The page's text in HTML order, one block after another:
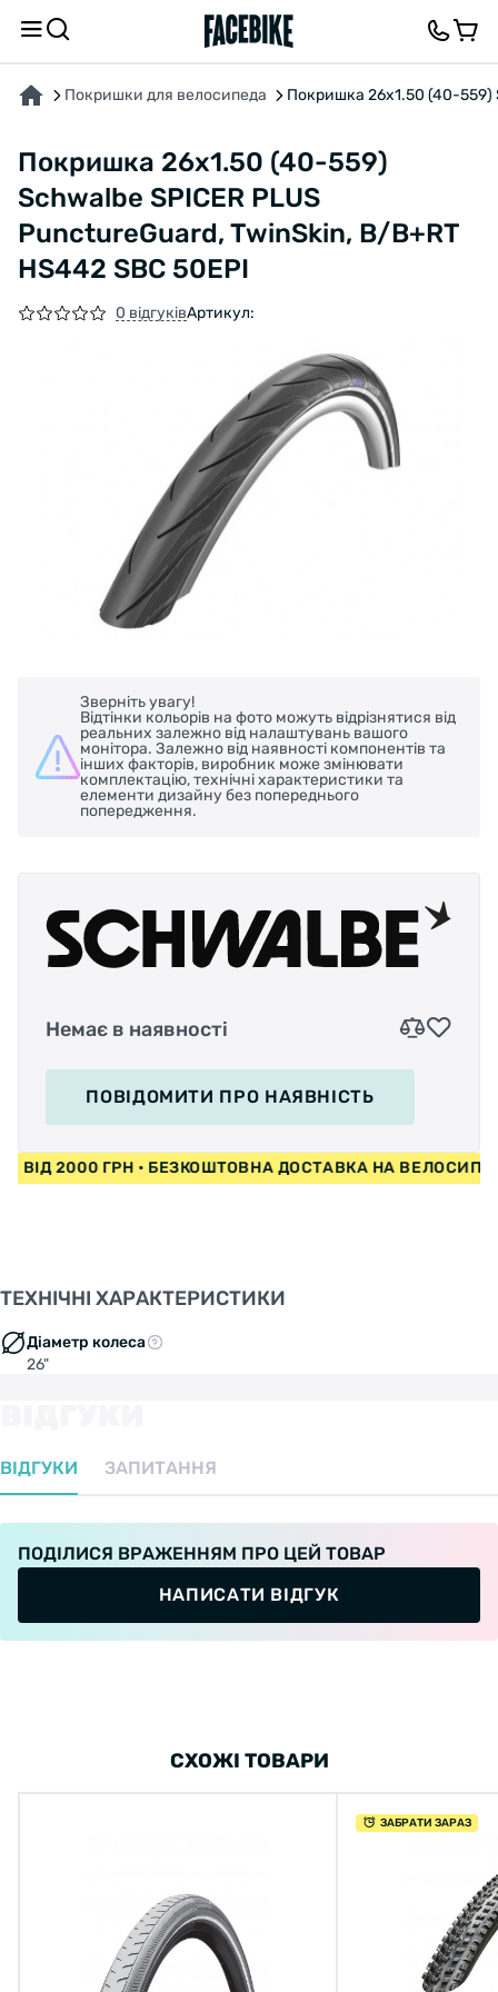
Покришки для велосипеда Покришка 26x1.50 (40-559)
Покришка 26x1.50 (40-559)
Schwalbe SPICER PLUS
PunctureGuard, TwinSkin, B/B+RT
HS442 SBC 50EPI
0 відгуківАртикул:
Зверніть увагу!
Відтінки кольорів на фото можуть відрізнятися від
реальних залежно від налаштувань вашого
монітора. Залежно від наявності компонентів та
інших факторів, виробник може змінювати
комплектацію, технічні характеристики та
елементи дизайну без попереднього
попередження.
Немає в наявності
ПОВІДОМИТИ ПРО НАЯВНІСТЬ
ВІД 2000 ГРН • БЕЗКОШТОВНА ДОСТАВКА НА
ТЕХНІЧНІ ХАРАКТЕРИСТИКИ
Діаметр колеса
26"
ВІДГУКИ ЗАПИТАННЯ
ПОДІЛИСЯ ВРАЖЕННЯМ ПРО ЦЕЙ ТОВАР
НАПИСАТИ ВІДГУК
ПРО ТОВАР ХАРАКТЕРИСТИКИВІДГУКИ ТА ЗАПИТАННЯ
СХОЖІ ТОВАРИ
ЗАБРАТИ ЗАРАЗ